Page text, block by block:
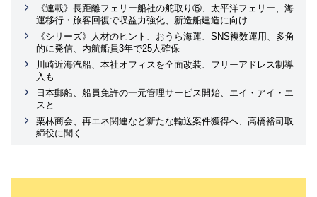
《連載》長距離フェリー船社の舵取り⑥、太平洋フェリー、海
運移行・旅客回復で収益力強化、新造船建造に向け
《シリーズ》人材のヒント、おうら海運、SNS複数運用、多角
的に発信、内航船員3年で25人確保
川崎近海汽船、本社オフィスを全面改装、フリーアドレス制導
入も
日本郵船、船員免許の一元管理サービス開始、エイ・アイ・エ
スと
栗林商会、再エネ関連など新たな輸送案件獲得へ、高橋裕司取
締役に聞く